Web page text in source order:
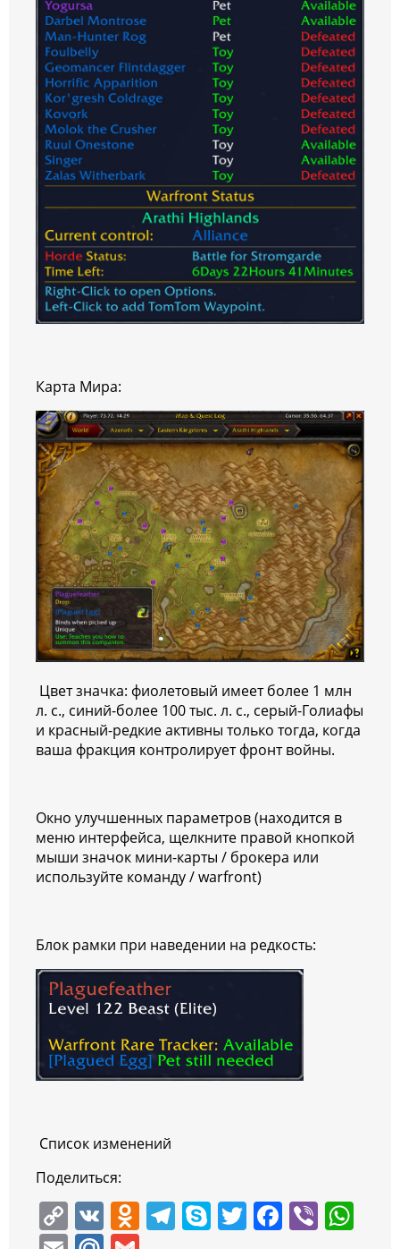
Карта Мира:
Цвет значка: фиолетовый имеет более 1 млн
л. с., синий-более 100 тыс. л. с., серый-Голиафы
и красный-редкие активны только тогда, когда
ваша фракция контролирует фронт войны.
Окно улучшенных параметров (находится в
меню интерфейса, щелкните правой кнопкой
мыши значок мини-карты / брокера или
используйте команду / warfront)
Блок рамки при наведении на редкость:
Список изменений
Поделиться:
C V O T S T F Vi